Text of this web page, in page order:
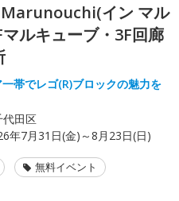
Marunouchi(イン マル
ルキューブ・3F回廊
帯でレゴ(R)ブロックの魅力を
代田区
年7月31日(金)～8月23日(日)
無料イベント